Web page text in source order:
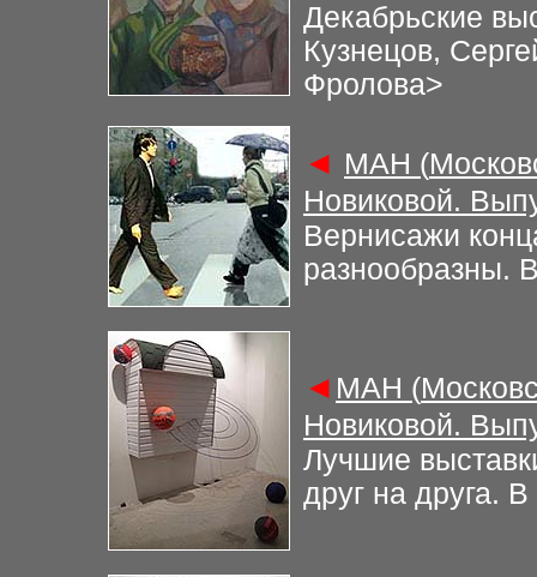
Декабрьские
Кузнецов,
Фролова>
◄ МАН (
Новиковой.
Вернисажи
разнообразны.
◄ МАН (
Новиковой.
Лучшие
друг на друга. В